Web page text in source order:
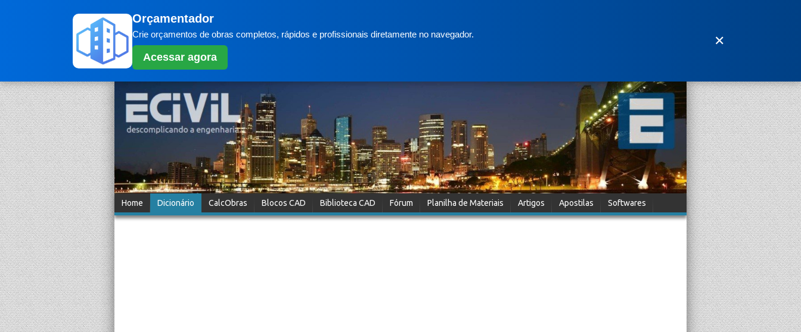
Orçamentador
Crie orçamentos de obras completos, rápidos e profissionais diretamente no navegador.
Acessar agora
✕
Home Dicionário CalcObras Blocos CAD Biblioteca CAD Fórum Planilha de Materiais Artigos Apostilas Softwares